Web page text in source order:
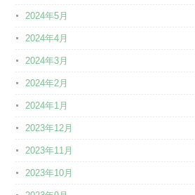
2024年5月
2024年4月
2024年3月
2024年2月
2024年1月
2023年12月
2023年11月
2023年10月